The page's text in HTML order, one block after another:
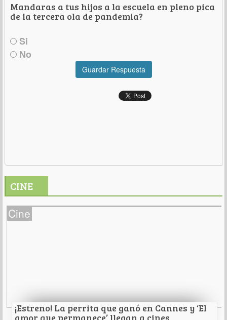
Mandaras a tus hijos a la escuela en pleno pica
de la tercera ola de pandemia?
Si
No
Guardar Respuesta
CINE
Cine
¡Estreno! La perrita que ganó en Cannes y ‘El
amor que permanece’ llegan a cines